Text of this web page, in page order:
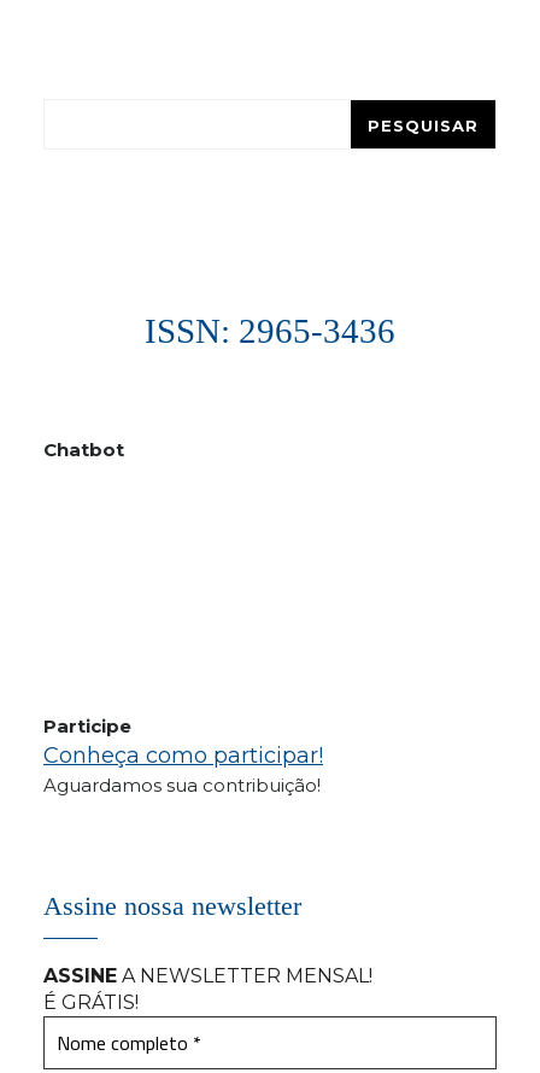
PESQUISAR
ISSN: 2965-3436
Chatbot
Participe
Conheça como participar!
Aguardamos sua contribuição!
Assine nossa newsletter
ASSINE A NEWSLETTER MENSAL!
É GRÁTIS!